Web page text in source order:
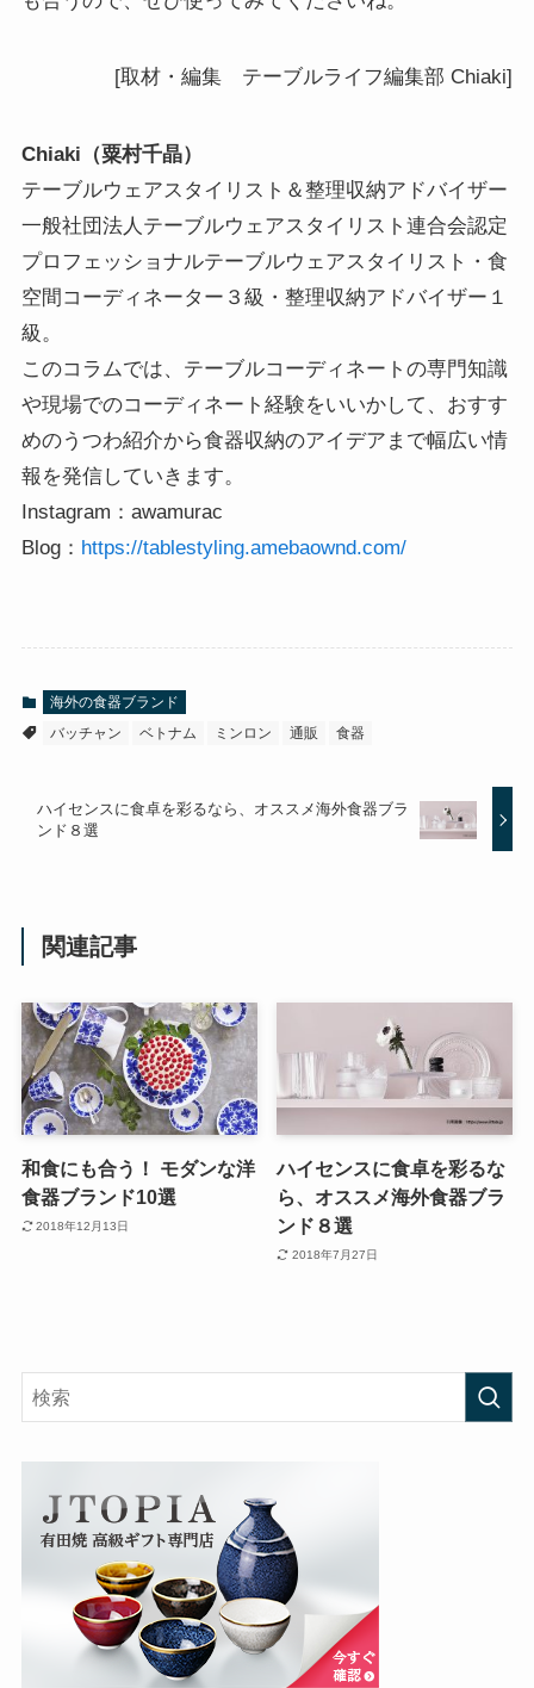
[取材・編集 テーブルライフ編集部 Chiaki]
Chiaki（粟村千晶）
テーブルウェアスタイリスト＆整理収納アドバイザー
一般社団法人テーブルウェアスタイリスト連合会認定
プロフェッショナルテーブルウェアスタイリスト・食
空間コーディネーター３級・整理収納アドバイザー１
級。
このコラムでは、テーブルコーディネートの専門知識
や現場でのコーディネート経験をいいかして、おすす
めのうつわ紹介から食器収納のアイデアまで幅広い情
報を発信していきます。
Instagram：awamurac
Blog： https://tablestyling.amebaownd.com/
海外の食器ブランド
バッチャン
ベトナム ミンロン 通販 食器
ハイセンスに食卓を彩るなら、オススメ海外食器ブラ
ンド８選
関連記事
和食にも合う！ モダンな洋
食器ブランド10選
2018年12月13日
ハイセンスに食卓を彩るな
ら、オススメ海外食器ブラ
ンド８選
2018年7月27日